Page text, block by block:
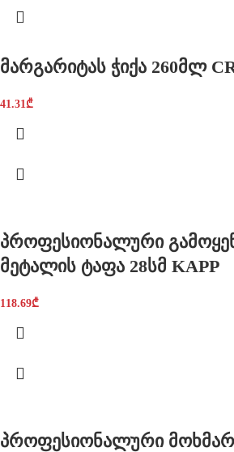
მარგარიტას ჭიქა 260მლ
41.31₾
პროფესიონალური
მეტალის ტაფა 28სმ KAPP
118.69₾
პროფესიონალური